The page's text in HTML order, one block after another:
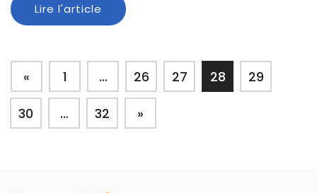
Lire l'article
« 1 … 26 27 28 29
30 … 32 »